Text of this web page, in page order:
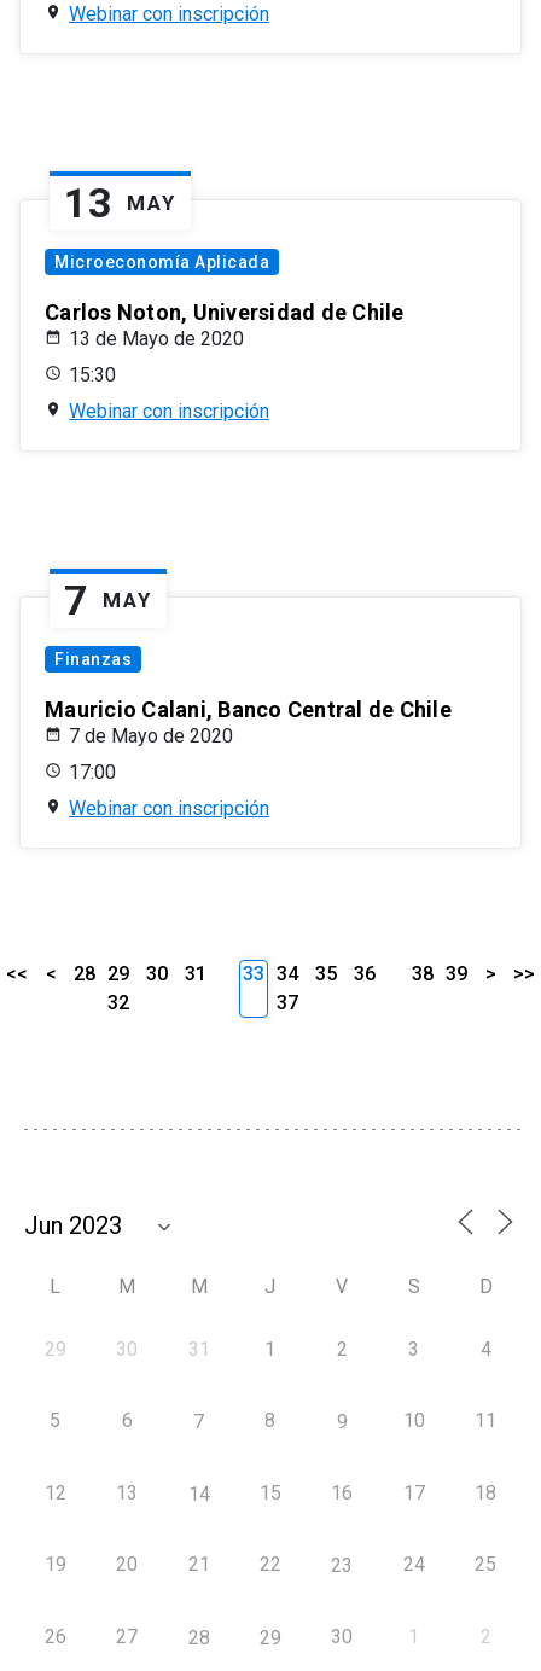
Webinar con inscripción
13 MAY
Microeconomía Aplicada
Carlos Noton, Universidad de Chile
13 de Mayo de 2020
15:30
Webinar con inscripción
7 MAY
Finanzas
Mauricio Calani, Banco Central de Chile
7 de Mayo de 2020
17:00
Webinar con inscripción
<< < 28 29 30
31
32
33 34 35
36
37
38 39 > >>
L M M J V S D
29 30 31 1 2 3 4
5 6 7 8 9 10 11
12 13 14 15 16 17 18
19 20 21 22 23 24 25
26 27 28 29 30 1 2